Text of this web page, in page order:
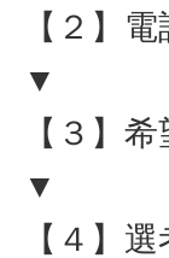
【２】
▼
【３】
▼
【４】